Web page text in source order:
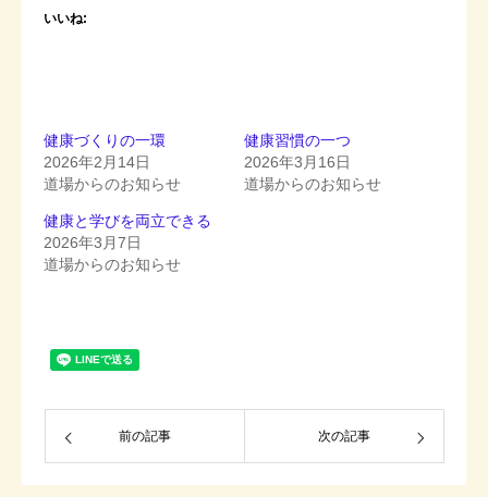
いいね:
健康づくりの一環
2026年2月14日
道場からのお知らせ
健康習慣の一つ
2026年3月16日
道場からのお知らせ
健康と学びを両立できる
2026年3月7日
道場からのお知らせ
前の記事 次の記事